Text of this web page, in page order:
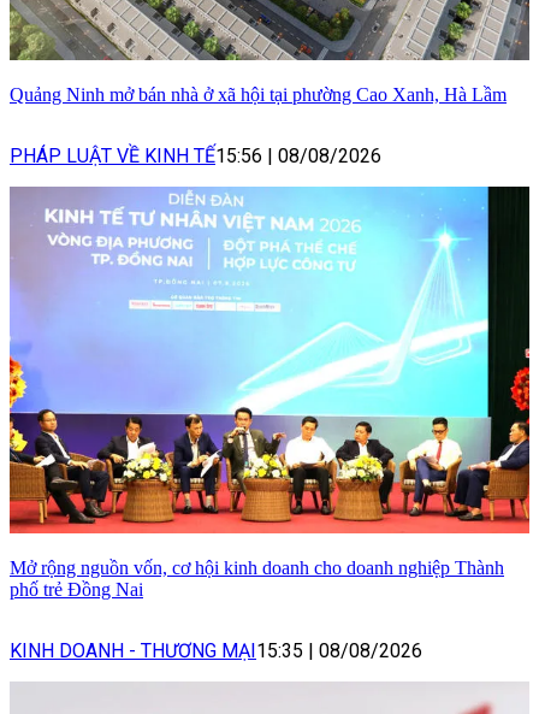
Quảng Ninh mở bán nhà ở xã hội tại phường Cao Xanh, Hà Lầm
PHÁP LUẬT VỀ KINH TẾ15:56 08/08/2026
Mở rộng nguồn vốn, cơ hội kinh doanh cho doanh nghiệp Thành
phố trẻ Đồng Nai
KINH DOANH - THƯƠNG MẠI 15:35 08/08/2026